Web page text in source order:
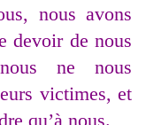
nous avons
devoir de nous
ne nous
victimes, et
qu’à nous.